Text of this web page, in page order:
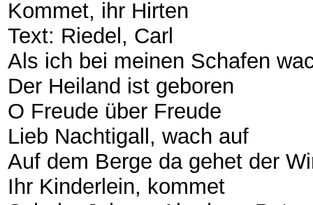
​Kommet, ihr Hirten
​Text: Riedel, Carl
​Als ich bei meinen Schafen
​Der Heiland ist geboren
​O Freude über Freude
​Lieb Nachtigall, wach auf
​Auf dem Berge da gehet der
​Ihr Kinderlein, kommet